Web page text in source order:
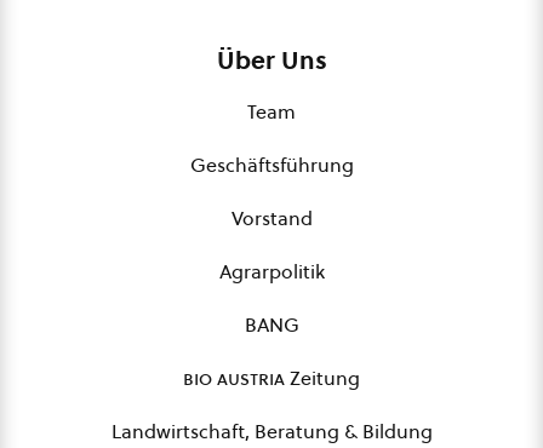
Über Uns
Team
Geschäftsführung
Vorstand
Agrarpolitik
BANG
bio austriaZeitung
Landwirtschaft, Beratung & Bildung